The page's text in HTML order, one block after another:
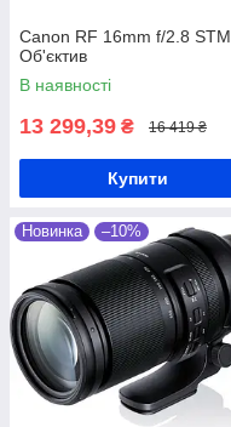
Canon RF 16mm f/2.8 STM
Об'єктив
В наявності
13 299,39 ₴ 16 419 ₴
Купити
Новинка –10%